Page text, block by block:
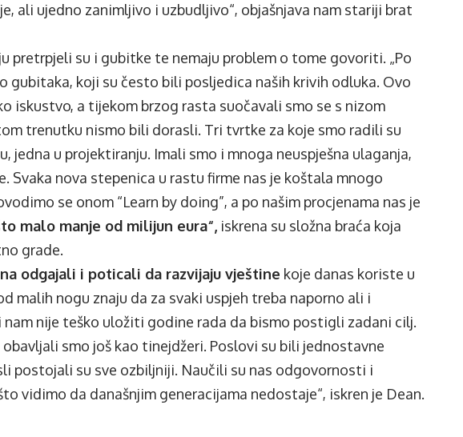
ali ujedno zanimljivo i uzbudljivo“, objašnjava nam stariji brat
pretrpjeli su i gubitke te nemaju problem o tome govoriti. „Po
gubitaka, koji su često bili posljedica naših krivih odluka. Ovo
iskustvo, a tijekom brzog rasta suočavali smo se s nizom
trenutku nismo bili dorasli. Tri tvrtke za koje smo radili su
jedna u projektiranju. Imali smo i mnoga neuspješna ulaganja,
Svaka nova stepenica u rastu firme nas je koštala mnogo
se onom “Learn by doing”, a po našim procjenama nas je
malo manje od milijun eura“, iskrena su složna braća koja
grade.
odgajali i poticali da razvijaju vještine koje danas koriste u
malih nogu znaju da za svaki uspjeh treba naporno ali i
nije teško uložiti godine rada da bismo postigli zadani cilj.
smo još kao tinejdžeri. Poslovi su bili jednostavne
postojali su sve ozbiljniji. Naučili su nas odgovornosti i
vidimo da današnjim generacijama nedostaje“, iskren je Dean.